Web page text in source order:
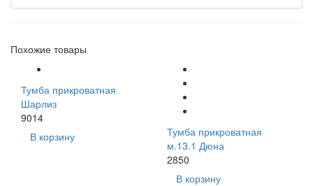
Похожие товары
Тумба прикроватная
Шарлиз
9014
В корзину
Тумба прикроватная
м.13.1 Дюна
2850
В корзину